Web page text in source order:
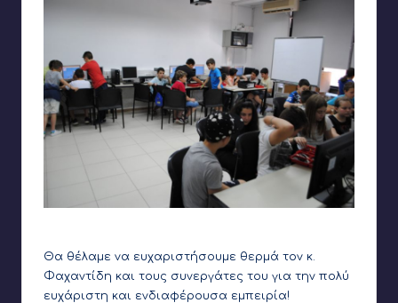
Θα θέλαμε να ευχαριστήσουμε θερμά τον κ.
Φαχαντίδη και τους συνεργάτες του για την πολύ
ευχάριστη και ενδιαφέρουσα εμπειρία!